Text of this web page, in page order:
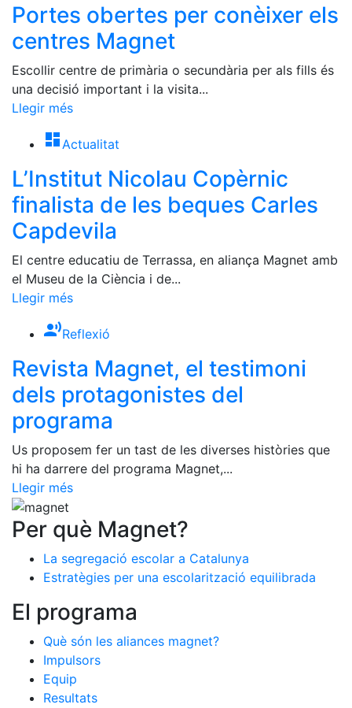
Portes obertes per conèixer els
centres Magnet
Escollir centre de primària o secundària per als fills és
una decisió important i la visita...
Llegir més
dashboard Actualitat
L’Institut Nicolau Copèrnic
finalista de les beques Carles
Capdevila
El centre educatiu de Terrassa, en aliança Magnet amb
el Museu de la Ciència i de...
Llegir més
record_voice_overReflexió
Revista Magnet, el testimoni
dels protagonistes del
programa
Us proposem fer un tast de les diverses històries que
hi ha darrere del programa Magnet,...
Llegir més
Per què Magnet?
La segregació escolar a Catalunya
Estratègies per una escolarització equilibrada
El programa
Què són les aliances magnet?
Impulsors
Equip
Resultats